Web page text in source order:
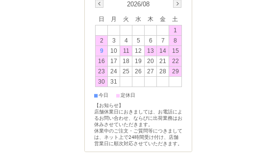
2026/08
日 月 火 水 木 金
土
1
2
3 4 5 6 7
8
9
10 11 12 13 14
15
16
17 18 19 20 21
22
23
24 25 26 27 28
29
30
31
■今日 ■定休日
【お知らせ】
店舗休業日におきましては、お電話によ
るお問い合わせ、ならびに出荷業務はお
休みさせていただきます。
休業中のご注文・ご質問等につきまして
は、ネット上で24時間受け付け、店舗
営業日に順次対応させていただきます。